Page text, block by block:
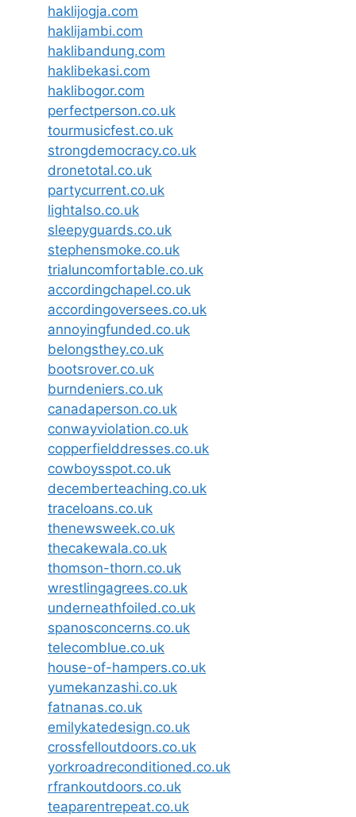
haklijogja.com
haklijambi.com
haklibandung.com
haklibekasi.com
haklibogor.com
perfectperson.co.uk
tourmusicfest.co.uk
strongdemocracy.co.uk
dronetotal.co.uk
partycurrent.co.uk
lightalso.co.uk
sleepyguards.co.uk
stephensmoke.co.uk
trialuncomfortable.co.uk
accordingchapel.co.uk
accordingoversees.co.uk
annoyingfunded.co.uk
belongsthey.co.uk
bootsrover.co.uk
burndeniers.co.uk
canadaperson.co.uk
conwayviolation.co.uk
copperfielddresses.co.uk
cowboysspot.co.uk
decemberteaching.co.uk
traceloans.co.uk
thenewsweek.co.uk
thecakewala.co.uk
thomson-thorn.co.uk
wrestlingagrees.co.uk
underneathfoiled.co.uk
spanosconcerns.co.uk
telecomblue.co.uk
house-of-hampers.co.uk
yumekanzashi.co.uk
fatnanas.co.uk
emilykatedesign.co.uk
crossfelloutdoors.co.uk
yorkroadreconditioned.co.uk
rfrankoutdoors.co.uk
teaparentrepeat.co.uk